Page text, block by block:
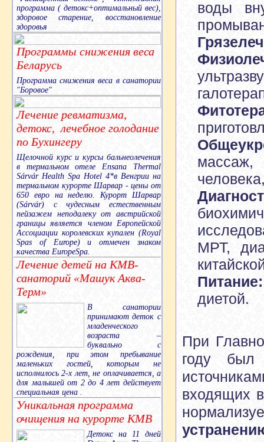
программа ( детокс+оптимальный вес),
здоровое старение, восстановление
здоровья
Программы снижения веса
Беларусь
Программа снижения веса в санатории
"Боровое"
Лечение ревматизма,
детокс, лечебное голодание
по Бухингеру
Щелочной курс и курсы бальнеолечения
в термальном отеле Ensana Thermal
Sárvár Health Spa Hotel 4*в Венгрии на
термальном курорте Шарвар - цены от
650 евро на неделю. Курорт Шарвар
(Sárvár) с чудесным естественным
пейзажем неподалеку от австрийской
границы является членом Европейской
Ассоциации королевских купален (Royal
Spas of Europe) и отмечен знаком
качества EuropeSpa.
Лечение детей на КМВ-
санаторий «Машук Аква-
Терм»
В санатории
принимают деток с
младенческого
возраста –
буквально с
рождения, при этом пребывание
маленьких гостей, которым не
исполнилось 2-х лет, не оплачивается, а
для малышей от 2 до 4 лет действует
специальная цена .
Уникальная программа
очищения на курорте КМВ
Детокс на 11 дней
воды
массаж,
МРТ,
Питание:
диетой.
При
году был
входящих